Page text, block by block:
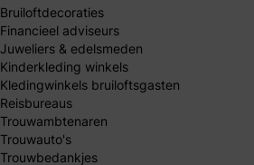
Bruiloftdecoraties
Financieel adviseurs
Juweliers & edelsmeden
Kinderkleding winkels
Kledingwinkels bruiloftsgasten
Reisbureaus
Trouwambtenaren
Trouwauto's
Trouwbedankjes